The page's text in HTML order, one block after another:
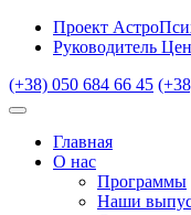
Проект
Руководитель
(+38) 050 684 66 45
Главная
О нас
Программы
Наши